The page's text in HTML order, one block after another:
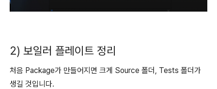
2) 보일러 플레이트 정리
처음 Package가 만들어지면 크게 Source 폴더, Tests 폴더가
생길 것입니다.